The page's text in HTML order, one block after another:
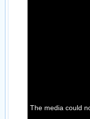
záznamů.
The media could